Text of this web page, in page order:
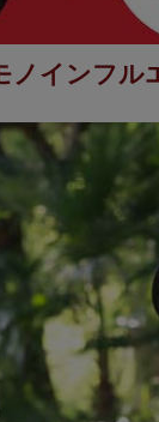
ノインフル